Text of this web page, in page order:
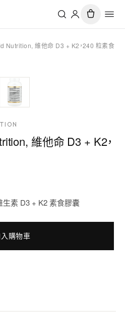
Nutrition, 維他命 D3 + K2，240 粒素食
維他命 D3 + K2，
素 D3 + K2 素食膠囊
購物車